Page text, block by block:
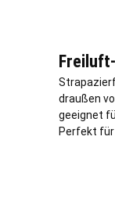
draußen
geeignet
Perfekt für